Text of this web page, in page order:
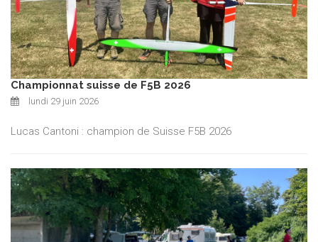
Championnat suisse de F5B 2026
lundi 29 juin 2026
Lucas Cantoni : champion de Suisse F5B 2026